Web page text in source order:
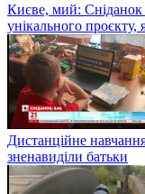
Києве, мий: Сніданок
унікального
Дистанційне
зненавиділи батьки